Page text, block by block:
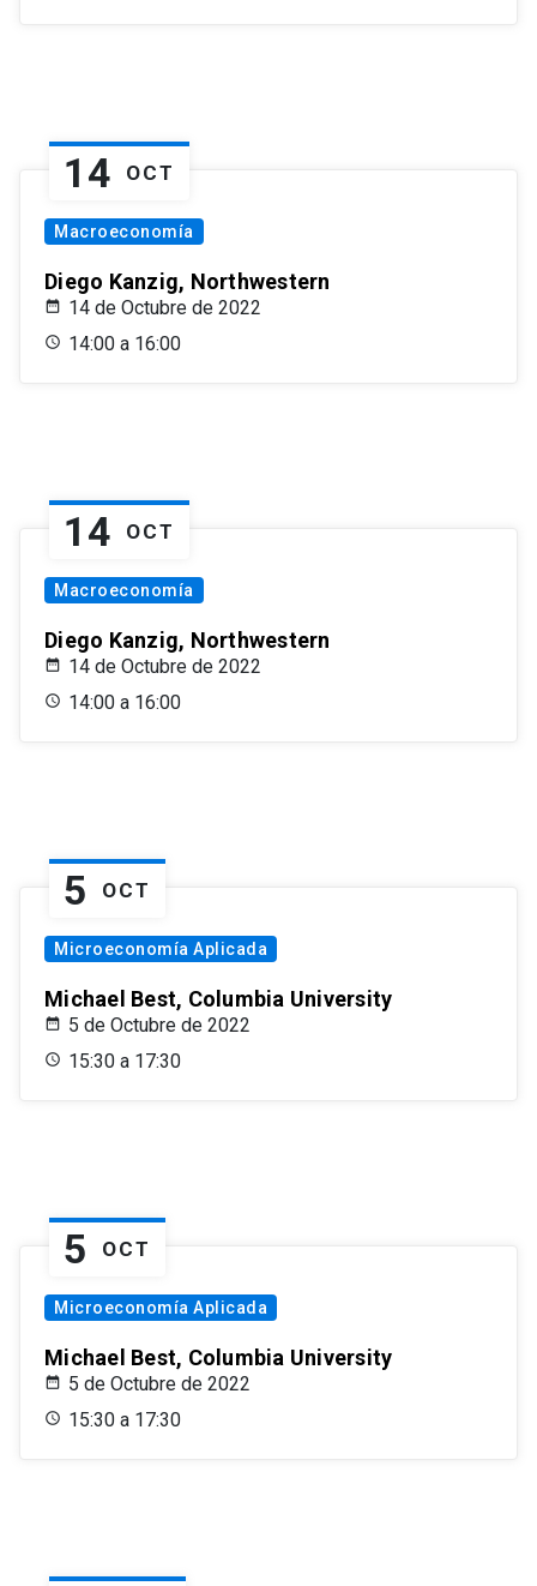
14 OCT
Macroeconomía
Diego Kanzig, Northwestern
14 de Octubre de 2022
14:00 a 16:00
14 OCT
Macroeconomía
Diego Kanzig, Northwestern
14 de Octubre de 2022
14:00 a 16:00
5 OCT
Microeconomía Aplicada
Michael Best, Columbia University
5 de Octubre de 2022
15:30 a 17:30
5 OCT
Microeconomía Aplicada
Michael Best, Columbia University
5 de Octubre de 2022
15:30 a 17:30